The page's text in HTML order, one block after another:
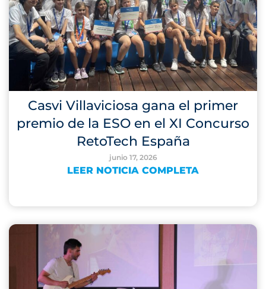
Casvi Villaviciosa gana el primer
premio de la ESO en el XI Concurso
RetoTech España
junio 17, 2026
LEER NOTICIA COMPLETA